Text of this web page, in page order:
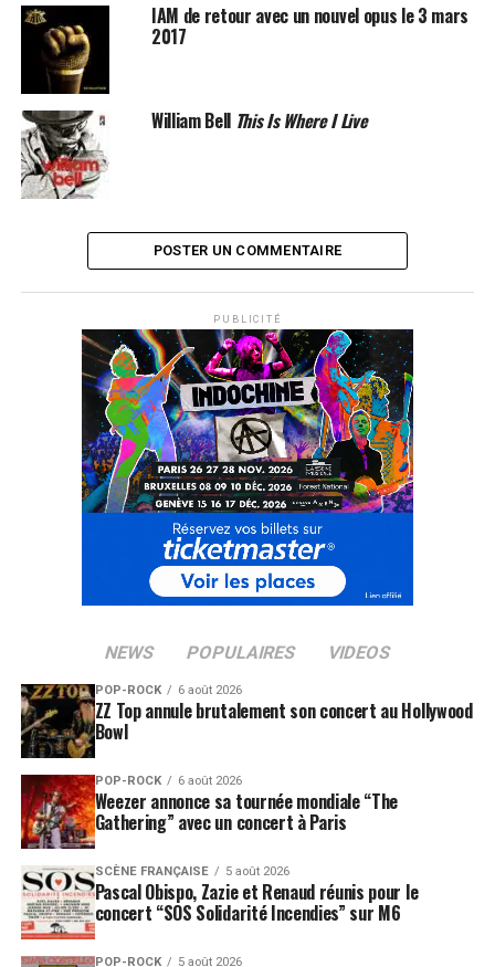
IAM de retour avec un nouvel opus le 3 mars
2017
William Bell This Is Where I Live
POSTER UN COMMENTAIRE
PUBLICITÉ
NEWS POPULAIRES VIDEOS
POP-ROCK 6 août 2026
ZZ Top annule brutalement son concert au Hollywood
Bowl
POP-ROCK 6 août 2026
Weezer annonce sa tournée mondiale “The
Gathering” avec un concert à Paris
SCÈNE FRANÇAISE 5 août 2026
Pascal Obispo, Zazie et Renaud réunis pour le
concert “SOS Solidarité Incendies” sur M6
POP-ROCK 5 août 2026